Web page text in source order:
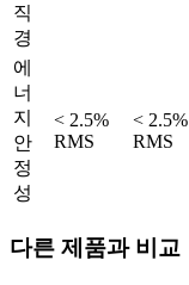
직
경
에
너
지
안
정
성
< 2.5%
RMS
< 2.5%
RMS
다른 제품과 비교